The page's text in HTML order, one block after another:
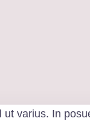
varius. In